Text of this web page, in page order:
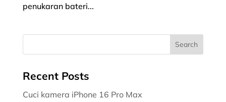
penukaran bateri...
Recent Posts
Cuci kamera iPhone 16 Pro Max